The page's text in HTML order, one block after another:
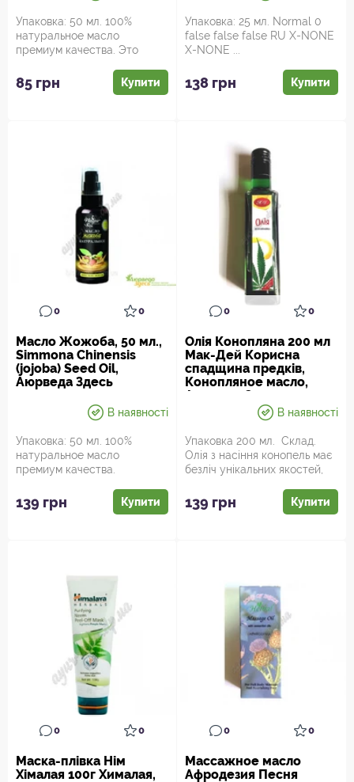
Упаковка: 50 мл. 100%
натуральное масло
премиум качества. Это
природы, имеет в сво...
85 грн Купити
Упаковка: 25 мл. Normal 0
false false false RU X-NONE
X-NONE ...
138 грн Купити
0 0
Масло Жожоба, 50 мл.,
Simmona Chinensis
(jojoba) Seed Oil,
Аюрведа Здесь
В наявності
Упаковка: 50 мл. 100%
натуральное масло
премиум качества.
восстанавливает за...
139 грн Купити
0 0
Олія Конопляна 200 мл
Мак-Дей Корисна
спадщина предків,
Конопляное масло,
Аюрведа Здесь
В наявності
Упаковка 200 мл. Склад.
Олія з насіння конопель має
безліч унікальних якостей,
139 грн Купити
0 0
Маска-плівка Нім
Хімалая 100г Хималая,
0 0
Массажное масло
Афродезия Песня